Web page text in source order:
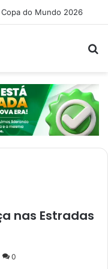
O que é a Ebinex e por que traders brasileiros estão migrando para ela em 2026
nas Estradas
0